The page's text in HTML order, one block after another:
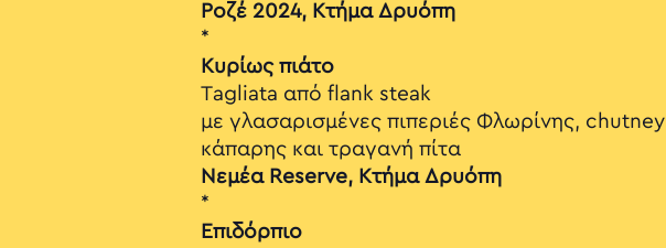
Ροζέ 2024, Κτήμα Δρυόπη
*
Κυρίως πιάτο
Tagliata από flank steak
με γλασαρισμένες πιπεριές Φλωρίνης, chutney
κάπαρης και τραγανή πίτα
Νεμέα Reserve, Κτήμα Δρυόπη
*
Επιδόρπιο